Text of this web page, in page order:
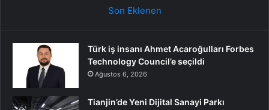
Son Eklenen
Türk iş insanı Ahmet Acaroğulları Forbes
Technology Council’e seçildi
Ağustos 6, 2026
Tianjin’de Yeni Dijital Sanayi Parkı